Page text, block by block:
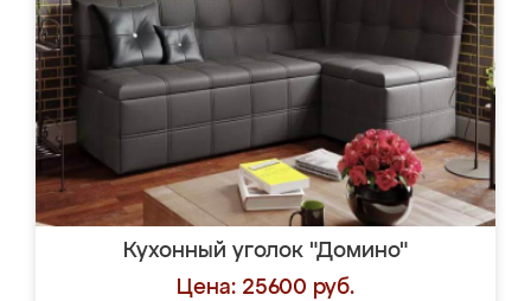
Кухонный уголок "Домино"
Цена: 25600 руб.